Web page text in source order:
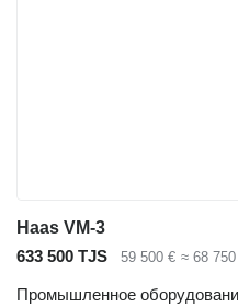
Haas VM-3
633 500 TJS
59 500 € ≈ 68
Промышленное